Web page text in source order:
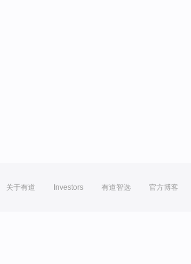
关于有道 Investors 有道智选 官方博客